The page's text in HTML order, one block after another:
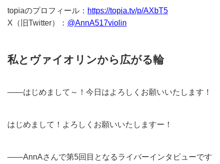
topiaのプロフィール： https://topia.tv/p/AXbT5
X（旧Twitter）： @AnnA517violin
私とヴァイオリンから広がる輪
——はじめまして～！今日はよろしくお願いいたします！
はじめまして！よろしくお願いいたしますー！
——AnnAさんで第5回目となるライバーインタビューです